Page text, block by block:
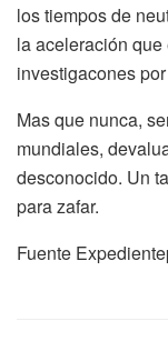
los tiempos de
la aceleración
investigacones
Mas que nunca,
mundiales,
desconocido. Un
para zafar.
Fuente